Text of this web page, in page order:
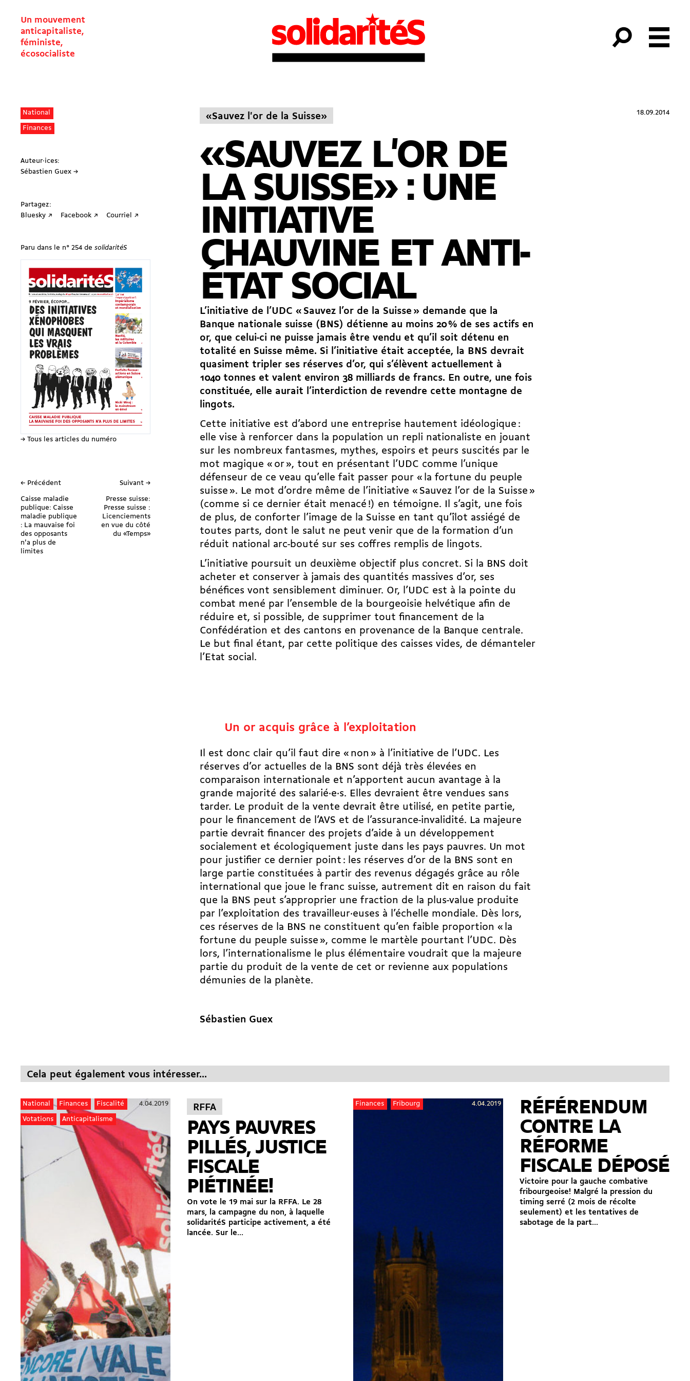
Un mouvement
anticapitaliste,
féministe,
écosocialiste
National
Finances
Auteur·ices:
Sébastien Guex →
Partagez:
Bluesky ↗
Facebook ↗ Courriel ↗
Paru dans le n° 254 de solidaritéS
→ Tous les articles du numéro
← Précédent
Caisse maladie
publique: Caisse
maladie publique
: La mauvaise foi
des opposants
n'a plus de
limites
Suivant →
Presse suisse:
Presse suisse :
Licenciements
en vue du côté
du «Temps»
18.09.2014
«Sauvez l'or de la Suisse»
«SAUVEZ L'OR DE
LA SUISSE» : UNE
INITIATIVE
CHAUVINE ET ANTI-
ÉTAT SOCIAL
L’initiative de l’UDC « Sauvez l’or de la Suisse » demande que la
Banque nationale suisse (BNS) détienne au moins 20 % de ses actifs en
or, que celui-ci ne puisse jamais être vendu et qu’il soit détenu en
totalité en Suisse même. Si l’initiative était acceptée, la BNS devrait
quasiment tripler ses réserves d’or, qui s’élèvent actuellement à
1040 tonnes et valent environ 38 milliards de francs. En outre, une fois
constituée, elle aurait l’interdiction de revendre cette montagne de
lingots.
Cette initiative est d’abord une entreprise hautement idéologique :
elle vise à renforcer dans la population un repli nationaliste en jouant
sur les nombreux fantasmes, mythes, espoirs et peurs suscités par le
mot magique « or », tout en présentant l’UDC comme l’unique
défenseur de ce veau qu’elle fait passer pour « la fortune du peuple
suisse ». Le mot d’ordre même de l’initiative « Sauvez l’or de la Suisse »
(comme si ce dernier était menacé !) en témoigne. Il s’agit, une fois
de plus, de conforter l’image de la Suisse en tant qu’îlot assiégé de
toutes parts, dont le salut ne peut venir que de la formation d’un
réduit national arc-bouté sur ses coffres remplis de lingots.
L’initiative poursuit un deuxième objectif plus concret. Si la BNS doit
acheter et conserver à jamais des quantités massives d’or, ses
bénéfices vont sensiblement diminuer. Or, l’UDC est à la pointe du
combat mené par l’ensemble de la bourgeoisie helvétique afin de
réduire et, si possible, de supprimer tout financement de la
Confédération et des cantons en provenance de la Banque centrale.
Le but final étant, par cette politique des caisses vides, de démanteler
l’Etat social.
Un or acquis grâce à l’exploitation
Il est donc clair qu’il faut dire « non » à l’initiative de l’UDC. Les
réserves d’or actuelles de la BNS sont déjà très élevées en
comparaison internationale et n’apportent aucun avantage à la
grande majorité des salarié·e·s. Elles devraient être vendues sans
tarder. Le produit de la vente devrait être utilisé, en petite partie,
pour le financement de l’AVS et de l’assurance-invalidité. La majeure
partie devrait financer des projets d’aide à un développement
socialement et écologiquement juste dans les pays pauvres. Un mot
pour justifier ce dernier point : les réserves d’or de la BNS sont en
large partie constituées à partir des revenus dégagés grâce au rôle
international que joue le franc suisse, autrement dit en raison du fait
que la BNS peut s’approprier une fraction de la plus-value produite
par l’exploitation des tra­vail­leur·euses à l’échelle mondiale. Dès lors,
ces réserves de la BNS ne constituent qu’en faible proportion « la
fortune du peuple suisse », comme le martèle pourtant l’UDC. Dès
lors, l’internationalisme le plus élémentaire voudrait que la majeure
partie du produit de la vente de cet or revienne aux populations
démunies de la planète.
Sébastien Guex
Cela peut également vous intéresser...
National Finances
Fiscalité
Votations
Anticapitalisme
4.04.2019 RFFA
PAYS PAUVRES
PILLÉS, JUSTICE
FISCALE
PIÉTINÉE!
On vote le 19 mai sur la RFFA. Le 28
mars, la campagne du non, à laquelle
solidaritéS participe activement, a été
lancée. Sur le...
Finances Fribourg 4.04.2019
RÉFÉRENDUM
CONTRE LA
RÉFORME
FISCALE DÉPOSÉ
Victoire pour la gauche combative
fribourgeoise! Malgré la pression du
timing serré (2 mois de récolte
seulement) et les tentatives de
sabotage de la part...